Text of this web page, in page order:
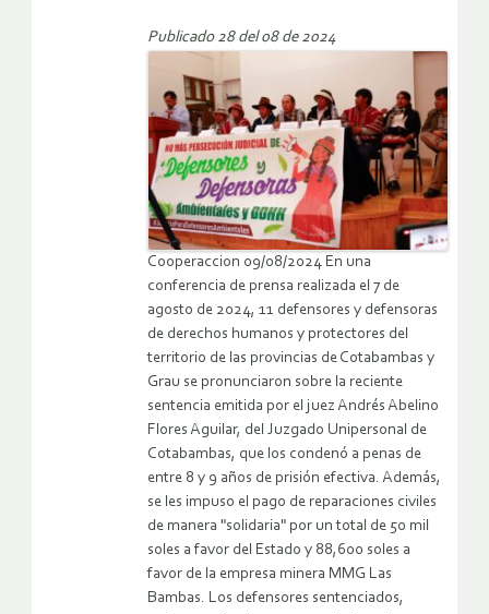
Publicado 28 del 08 de 2024
Cooperaccion 09/08/2024 En una
conferencia de prensa realizada el 7 de
agosto de 2024, 11 defensores y defensoras
de derechos humanos y protectores del
territorio de las provincias de Cotabambas y
Grau se pronunciaron sobre la reciente
sentencia emitida por el juez Andrés Abelino
Flores Aguilar, del Juzgado Unipersonal de
Cotabambas, que los condenó a penas de
entre 8 y 9 años de prisión efectiva. Además,
se les impuso el pago de reparaciones civiles
de manera "solidaria" por un total de 50 mil
soles a favor del Estado y 88,600 soles a
favor de la empresa minera MMG Las
Bambas. Los defensores sentenciados,